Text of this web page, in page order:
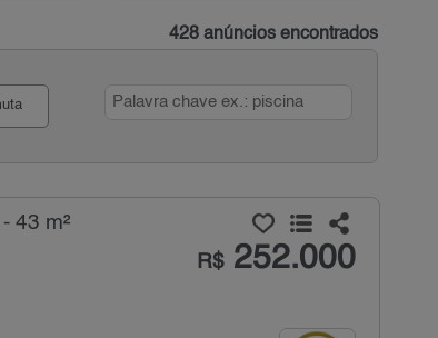
428 anúncios encontrados
43 m²
R$252.000